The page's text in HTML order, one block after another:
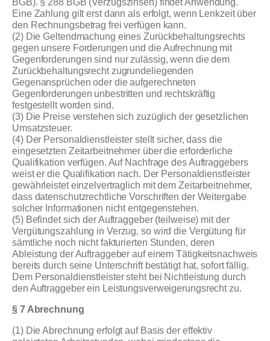
BGB). § 288 BGB (Verzugszinsen) findet Anwendung.
Eine Zahlung gilt erst dann als erfolgt, wenn Lenkzeit über
den Rechnungsbetrag frei verfügen kann.
(2) Die Geltendmachung eines Zurückbehaltungsrechts
gegen unsere Forderungen und die Aufrechnung mit
Gegenforderungen sind nur zulässig, wenn die dem
Zurückbehaltungsrecht zugrundeliegenden
Gegenansprüchen oder die aufgerechneten
Gegenforderungen unbestritten und rechtskräftig
festgestellt worden sind.
(3) Die Preise verstehen sich zuzüglich der gesetzlichen
Umsatzsteuer.
(4) Der Personaldienstleister stellt sicher, dass die
eingesetzten Zeitarbeitnehmer über die erforderliche
Qualifikation verfügen. Auf Nachfrage des Auftraggebers
weist er die Qualifikation nach. Der Personaldienstleister
gewährleistet einzelvertraglich mit dem Zeitarbeitnehmer,
dass datenschutzrechtliche Vorschriften der Weitergabe
solcher Informationen nicht entgegenstehen.
(5) Befindet sich der Auftraggeber (teilweise) mit der
Vergütungszahlung in Verzug, so wird die Vergütung für
sämtliche noch nicht fakturierten Stunden, deren
Ableistung der Auftraggeber auf einem Tätigkeitsnachweis
bereits durch seine Unterschrift bestätigt hat, sofort fällig.
Dem Personaldienstleister steht bei Nichtleistung durch
den Auftraggeber ein Leistungsverweigerungsrecht zu.
§ 7 Abrechnung
(1) Die Abrechnung erfolgt auf Basis der effektiv